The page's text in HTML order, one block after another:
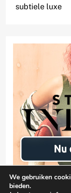
subtiele luxe
We gebruiken
bieden.